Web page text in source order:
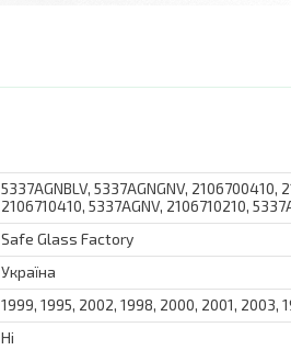
5337AGNBLV, 5337AGNGNV, 2106700410,
2106710410, 5337AGNV, 2106710210,
Safe Glass Factory
Україна
1999, 1995, 2002, 1998, 2000, 2001, 2003,
Ні